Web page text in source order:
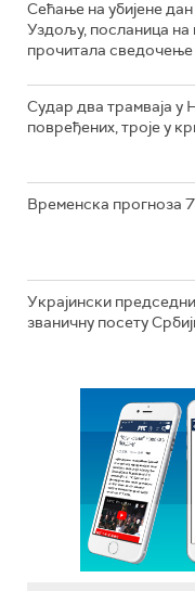
Сећање на убијене
Уздољу, посланица на
прочитала
Судар два трамваја у
повређених, троје у
Временска прогноза
Украјински
званичну посету